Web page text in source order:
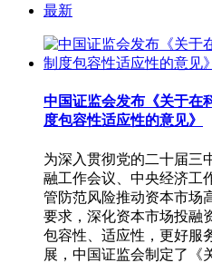
最新
中国证监会发布《关于在
度包容性适应性的意见》
为深入贯彻党的二十届三
融工作会议、中央经济工
管防范风险推动资本市场
要求，深化资本市场投融
包容性、适应性，更好服
展，中国证监会制定了《